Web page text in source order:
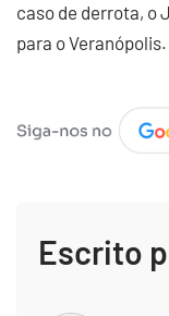
caso de derrota, o
para o Veranópolis.
Escrito